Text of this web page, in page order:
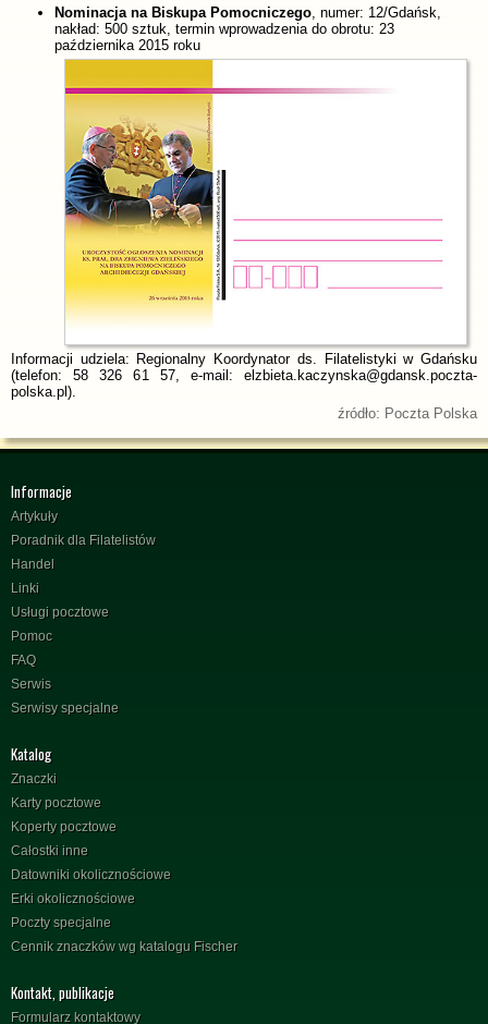
Nominacja na Biskupa Pomocniczego, numer: 12/Gdańsk,
nakład: 500 sztuk, termin wprowadzenia do obrotu: 23
października 2015 roku
Informacji udziela: Regionalny Koordynator ds. Filatelistyki w Gdańsku
(telefon: 58 326 61 57, e-mail: elzbieta.kaczynska@gdansk.poczta-
polska.pl).
źródło: Poczta Polska
Informacje
Artykuły
Poradnik dla Filatelistów
Handel
Linki
Usługi pocztowe
Pomoc
FAQ
Serwis
Serwisy specjalne
Katalog
Znaczki
Karty pocztowe
Koperty pocztowe
Całostki inne
Datowniki okolicznościowe
Erki okolicznościowe
Poczty specjalne
Cennik znaczków wg katalogu Fischer
Kontakt, publikacje
Formularz kontaktowy